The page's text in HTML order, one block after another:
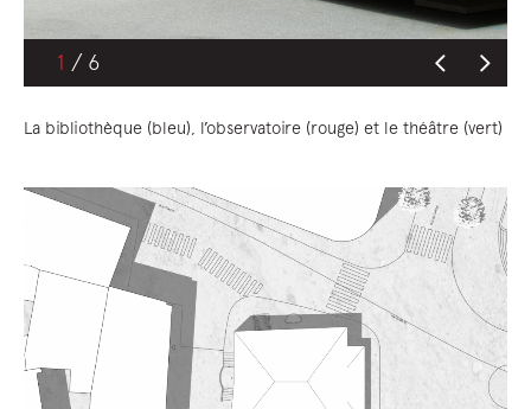
1
La bibliothèque (bleu), l’observatoire (rouge) et le théâtre (vert)